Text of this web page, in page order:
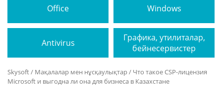
Office Windows
Antivirus
Графика, утилиталар,
бейнесервистер
Skysoft/ Мақалалар мен нұсқаулықтар/ Что такое CSP-лицензия
Microsoft и выгодна ли она для бизнеса в Казахстане